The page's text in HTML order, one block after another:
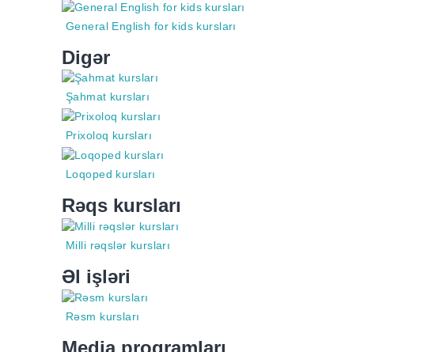
General English for kids kursları
Digər
Şahmat kursları
Prixoloq kursları
Loqoped kursları
Rəqs kursları
Milli rəqslər kursları
Əl işləri
Rəsm kursları
Media proqramları